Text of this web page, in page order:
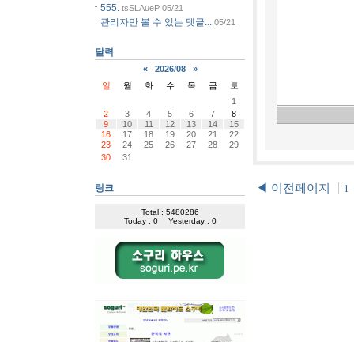
◀ 이전페이지 1
555. tsSLAueP 05/21
관리자만 볼 수 있는 댓글... 05/21
달력
« 2026/08
»
일
월 화 수 목 금
토
1
2
3 4 5 6 7
8
9
10 11 12 13 14
15
16
17 18 19 20 21
22
23
24 25 26 27 28
29
30
31
링크
Total : 5480286
Today : 0
Yesterday : 0